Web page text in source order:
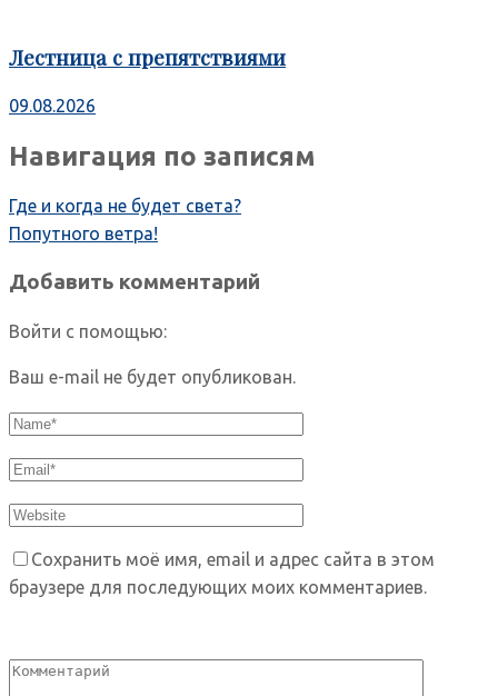
Лестница с препятствиями
09.08.2026
Навигация по записям
Где и когда не будет света?
Попутного ветра!
Добавить комментарий
Войти с помощью:
Ваш e-mail не будет опубликован.
Сохранить моё имя, email и адрес сайта в этом
браузере для последующих моих комментариев.